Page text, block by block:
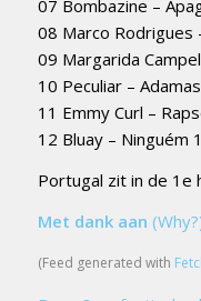
07 Bombazine –
08 Marco Rodrigues
09 Margarida
10 Peculiar –
11 Emmy Curl –
12 Bluay – Ninguém
Portugal zit in de 1e
Met dank aan
(Feed generated with